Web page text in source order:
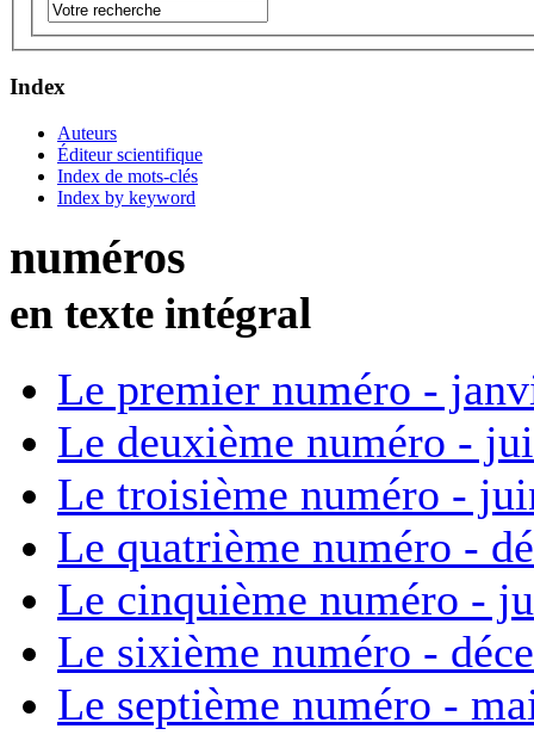
Index
Auteurs
Éditeur scientifique
Index de mots-clés
Index by keyword
numéros
en texte intégral
Le premier numéro -
Le deuxième numéro -
Le troisième numéro -
Le quatrième numéro -
Le cinquième numéro -
Le sixième numéro -
Le septième numéro -